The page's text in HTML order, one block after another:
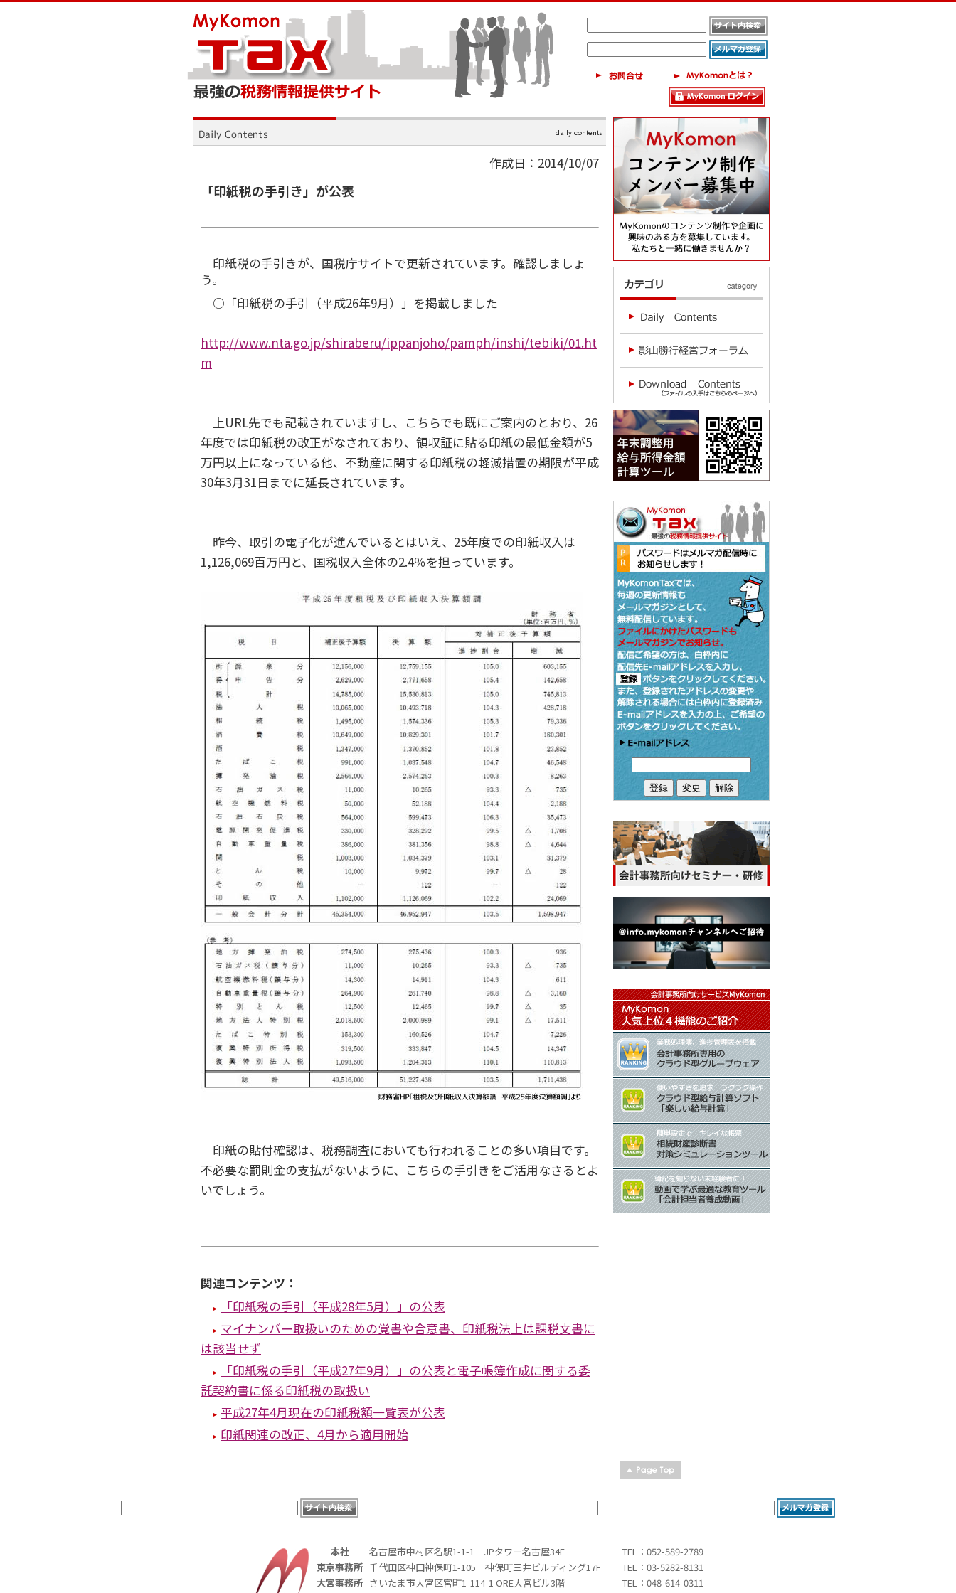
作成日：2014/10/07
「印紙税の手引き」が公表
印紙税の手引きが、国税庁サイトで更新されています。確認しましょ
う。
○「印紙税の手引（平成26年9月）」を掲載しました
http://www.nta.go.jp/shiraberu/ippanjoho/pamph/inshi/tebiki/01.ht
m
上URL先でも記載されていますし、こちらでも既にご案内のとおり、26
年度では印紙税の改正がなされており、領収証に貼る印紙の最低金額が5
万円以上になっている他、不動産に関する印紙税の軽減措置の期限が平成
30年3月31日までに延長されています。
昨今、取引の電子化が進んでいるとはいえ、25年度での印紙収入は
1,126,069百万円と、国税収入全体の2.4％を担っています。
印紙の貼付確認は、税務調査においても行われることの多い項目です。
不必要な罰則金の支払がないように、こちらの手引きをご活用なさるとよ
いでしょう。
関連コンテンツ：
「印紙税の手引（平成28年5月）」の公表
マイナンバー取扱いのための覚書や合意書、印紙税法上は課税文書に
は該当せず
「印紙税の手引（平成27年9月）」の公表と電子帳簿作成に関する委
託契約書に係る印紙税の取扱い
平成27年4月現在の印紙税額一覧表が公表
印紙関連の改正、4月から適用開始
本社 名古屋市中村区名駅1-1-1 JPタワー名古屋34F
TEL：052-589-2789
東京事務所 千代田区神田神保町1-105 神保町三井ビルディング17F
TEL：03-5282-8131
大宮事務所 さいたま市大宮区宮町1-114-1 ORE大宮ビル3階
TEL：048-614-0311